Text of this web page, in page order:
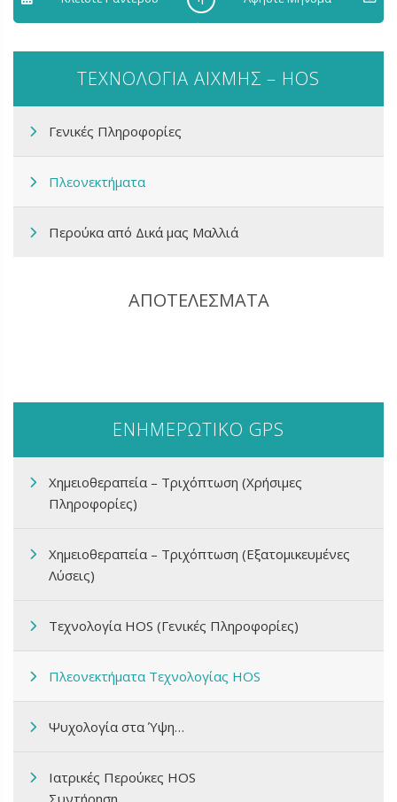
ΤΕΧΝΟΛΟΓΙΑ ΑΙΧΜΗΣ – HOS
Γενικές Πληροφορίες
Πλεονεκτήματα
Περούκα από Δικά μας Μαλλιά
ΑΠΟΤΕΛΕΣΜΑΤΑ
ΕΝΗΜΕΡΩΤΙΚΟ GPS
Χημειοθεραπεία – Τριχόπτωση (Χρήσιμες
Πληροφορίες)
Χημειοθεραπεία – Τριχόπτωση (Εξατομικευμένες
Λύσεις)
Τεχνολογία HOS (Γενικές Πληροφορίες)
Πλεονεκτήματα Τεχνολογίας HOS
Ψυχολογία στα Ύψη…
Ιατρικές Περούκες HOS
Συντήρηση